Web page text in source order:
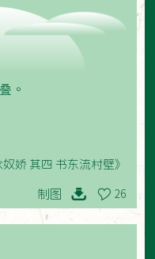
。
奴娇 其四 书东流村壁》
制图 26